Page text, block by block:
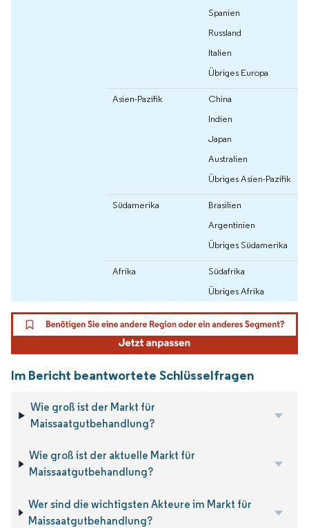
Spanien
Russland
Italien
Übriges Europa
Asien-Pazifik
China
Indien
Japan
Australien
Übriges Asien-Pazifik
Südamerika
Brasilien
Argentinien
Übriges Südamerika
Afrika
Südafrika
Übriges Afrika
Im Bericht beantwortete Schlüsselfragen
Wie groß ist der Markt für
Maissaatgutbehandlung?
Wie groß ist der aktuelle Markt für
Maissaatgutbehandlung?
Wer sind die wichtigsten Akteure im Markt für
Maissaatgutbehandlung?